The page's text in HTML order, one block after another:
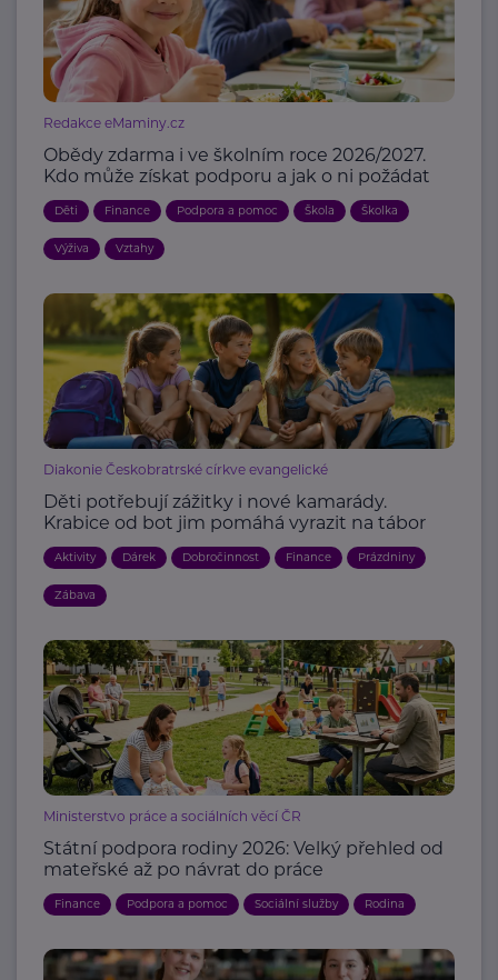
Redakce eMaminy.cz
Obědy zdarma i ve školním roce 2026/2027.
Kdo může získat podporu a jak o ni požádat
Děti Finance Podpora a pomoc Škola Školka
Výživa Vztahy
Diakonie Českobratrské církve evangelické
Děti potřebují zážitky i nové kamarády.
Krabice od bot jim pomáhá vyrazit na tábor
Aktivity Dárek Dobročinnost Finance Prázdniny
Zábava
Ministerstvo práce a sociálních věcí ČR
Státní podpora rodiny 2026: Velký přehled od
mateřské až po návrat do práce
Finance Podpora a pomoc Sociální služby Rodina